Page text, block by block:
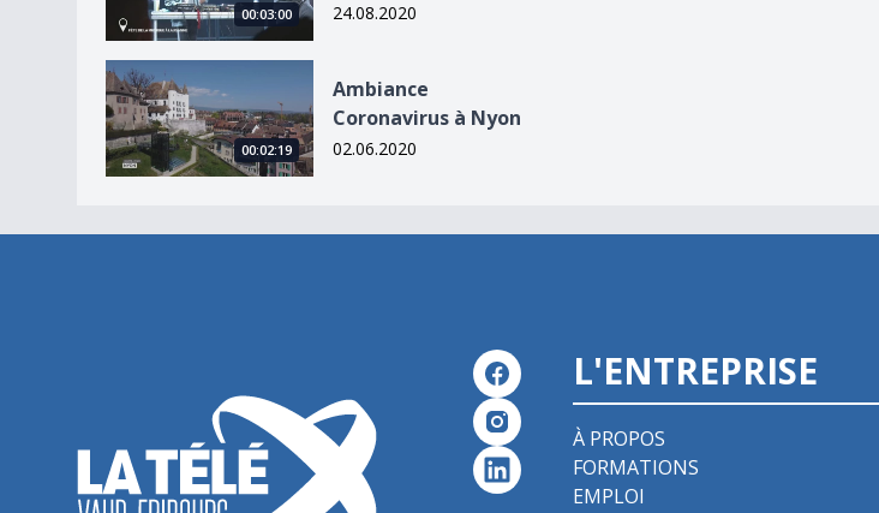
00:03:00 24.08.2020
Ambiance Coronavirus à Nyon
00:02:19
Ambiance
Coronavirus à Nyon
02.06.2020
L'ENTREPRISE
À PROPOS
FORMATIONS
EMPLOI